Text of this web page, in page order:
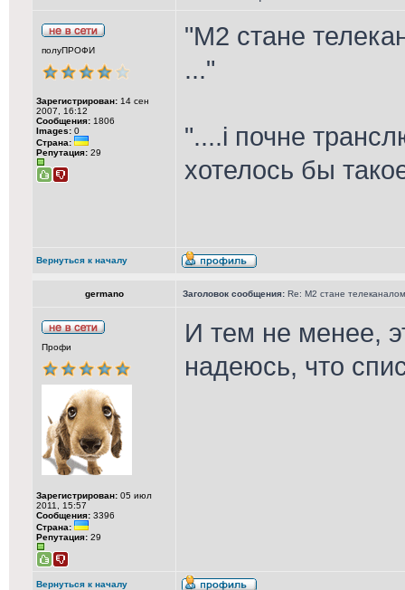
полуПРОФИ
Зарегистрирован: 14 сен
2007, 16:12
Сообщения: 1806
Images: 0
Страна:
Репутация: 29
"М2 стане
..."
"....і почне
хотелось бы
Вернуться к началу
germano Заголовок сообщения: Re: М2 стане телеканалом
Профи
Зарегистрирован: 05 июл
2011, 15:57
Сообщения: 3396
Страна:
Репутация: 29
И тем не менее,
надеюсь, что
Вернуться к началу